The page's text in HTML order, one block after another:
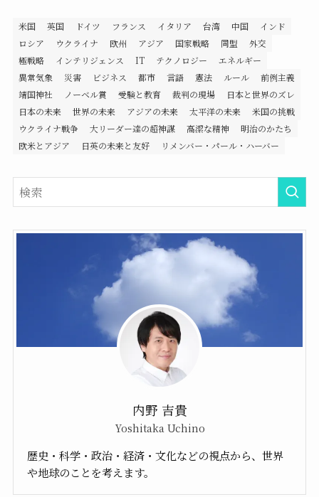
米国 英国 ドイツ フランス イタリア 台湾 中国
インド
ロシア
ウクライナ 欧州 アジア 国家戦略 同盟
外交
極戦略
インテリジェンス IT テクノロジー
エネルギー
異常気象
災害 ビジネス 都市 言語 憲法 ルール
前例主義
靖国神社
ノーベル賞 受験と教育 裁判の現場
日本と世界のズレ
日本の未来
世界の未来 アジアの未来 太平洋の未来
米国の挑戦
ウクライナ戦争
大リーダー達の超神謀 高潔な精神
明治のかたち
欧米とアジア
日英の未来と友好 リメンバー・パール・ハーバー
内野 吉貴
Yoshitaka Uchino
歴史・科学・政治・経済・文化などの視点から、世界
や地球のことを考えます。